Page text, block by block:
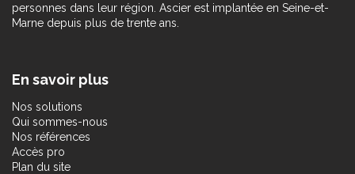
personnes dans leur région. Ascier est implantée en Seine-et-
Marne depuis plus de trente ans.
En savoir plus
Nos solutions
Qui sommes-nous
Nos références
Accès pro
Plan du site